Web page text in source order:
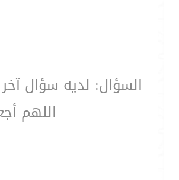
السؤال: لديه سؤال
اللهم